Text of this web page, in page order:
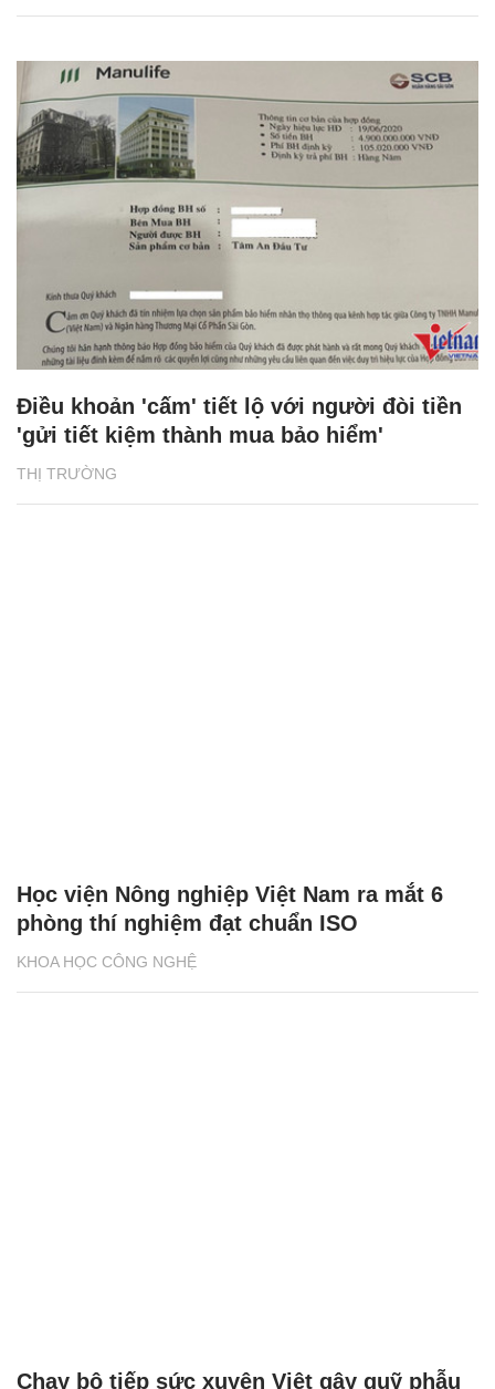
THỊ TRƯỜNG
Điều khoản 'cấm' tiết lộ với người đòi tiền
'gửi tiết kiệm thành mua bảo hiểm'
KHOA HỌC CÔNG NGHỆ
Học viện Nông nghiệp Việt Nam ra mắt 6
phòng thí nghiệm đạt chuẩn ISO
Chạy bộ tiếp sức xuyên Việt gây quỹ phẫu